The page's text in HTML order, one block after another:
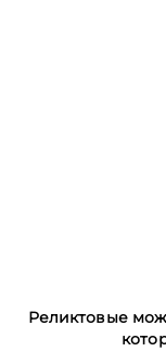
Реликтовые